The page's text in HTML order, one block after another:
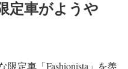
定車がようや
定車「Fashionista」を羨